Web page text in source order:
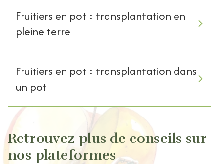
Fruitiers en pot : transplantation en
pleine terre
Fruitiers en pot : transplantation dans
un pot
Retrouvez plus de conseils sur
nos plateformes